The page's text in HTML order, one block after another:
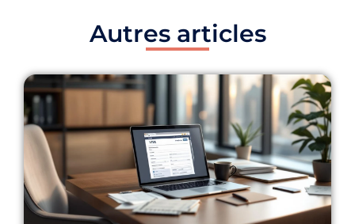
Autres articles